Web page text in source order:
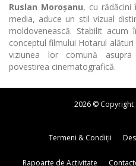
Ruslan Moroșanu, cu rădăcini
media, aduce un stil vizual
moldovenească. Stabilit
conceptul filmului Hotarul
viziunea lor comună
povestirea cinematografică.
2026 © Copyright
Termeni & Condiții
Rapoarte de Activitate